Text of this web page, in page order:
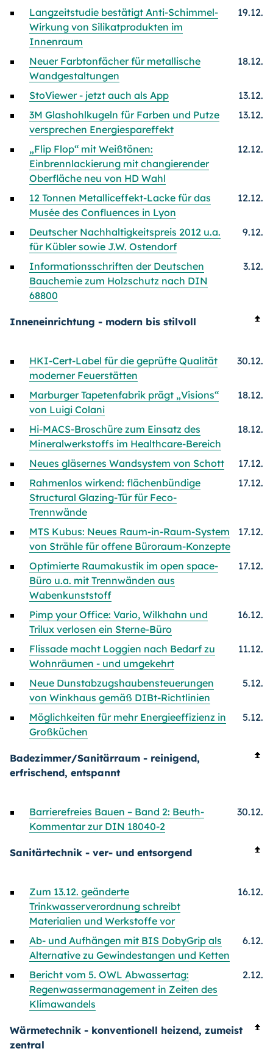
Langzeitstudie bestätigt Anti-Schimmel-
Wirkung von Silikatprodukten im
Innenraum
19.12.
Neuer Farbtonfächer für metallische
Wandgestaltungen
18.12.
StoViewer - jetzt auch als App
13.12.
3M Glashohlkugeln für Farben und Putze
versprechen Energiespareffekt
13.12.
„Flip Flop“ mit Weißtönen:
Einbrennlackierung mit changierender
Oberfläche neu von HD Wahl
12.12.
12 Tonnen Metalliceffekt-Lacke für das
Musée des Confluences in Lyon
12.12.
Deutscher Nachhaltigkeitspreis 2012 u.a.
für Kübler sowie J.W. Ostendorf
9.12.
Informationsschriften der Deutschen
Bauchemie zum Holzschutz nach DIN
68800
3.12.
Inneneinrichtung - modern bis stilvoll
HKI-Cert-Label für die geprüfte Qualität
moderner Feuerstätten
30.12.
Marburger Tapetenfabrik prägt „Visions“
von Luigi Colani
18.12.
Hi-MACS-Broschüre zum Einsatz des
Mineralwerkstoffs im Healthcare-Bereich
18.12.
Neues gläsernes Wandsystem von Schott
17.12.
Rahmenlos wirkend: flächenbündige
Structural Glazing-Tür für Feco-
Trennwände
17.12.
MTS Kubus: Neues Raum-in-Raum-System
von Strähle für offene Büroraum-Konzepte
17.12.
Optimierte Raumakustik im open space-
Büro u.a. mit Trennwänden aus
Wabenkunststoff
17.12.
Pimp your Office: Vario, Wilkhahn und
Trilux verlosen ein Sterne-Büro
16.12.
Flissade macht Loggien nach Bedarf zu
Wohnräumen - und umgekehrt
11.12.
Neue Dunstabzugshaubensteuerungen
von Winkhaus gemäß DIBt-Richtlinien
5.12.
Möglichkeiten für mehr Energieeffizienz in
Großküchen
5.12.
Badezimmer/Sanitärraum - reinigend,
erfrischend, entspannt
Barrierefreies Bauen – Band 2: Beuth-
Kommentar zur DIN 18040-2
30.12.
Sanitärtechnik - ver- und entsorgend
Zum 13.12. geänderte
Trinkwasserverordnung schreibt
Materialien und Werkstoffe vor
16.12.
Ab- und Aufhängen mit BIS DobyGrip als
Alternative zu Gewindestangen und Ketten
6.12.
Bericht vom 5. OWL Abwassertag:
Regenwassermanagement in Zeiten des
Klimawandels
2.12.
Wärmetechnik - konventionell heizend, zumeist
zentral